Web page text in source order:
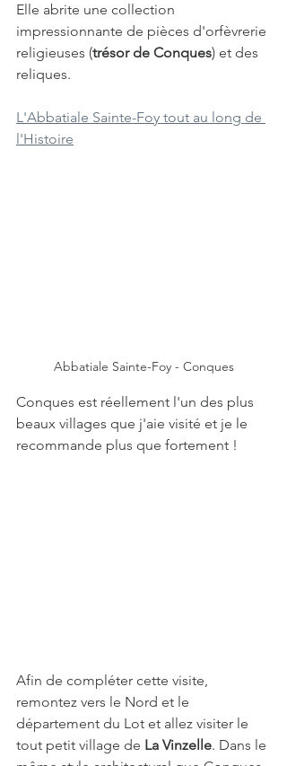
Elle abrite une collection
impressionnante de pièces d'orfèvrerie
religieuses (trésor de Conques) et des
reliques.
L'Abbatiale Sainte-Foy tout au long de
l'Histoire
Abbatiale Sainte-Foy - Conques
Conques est réellement l'un des plus
beaux villages que j'aie visité et je le
recommande plus que fortement !
Afin de compléter cette visite,
remontez vers le Nord et le
département du Lot et allez visiter le
tout petit village de La Vinzelle. Dans le